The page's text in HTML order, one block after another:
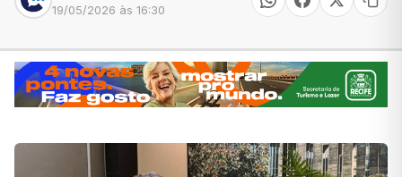
19/05/2026 às 16:30